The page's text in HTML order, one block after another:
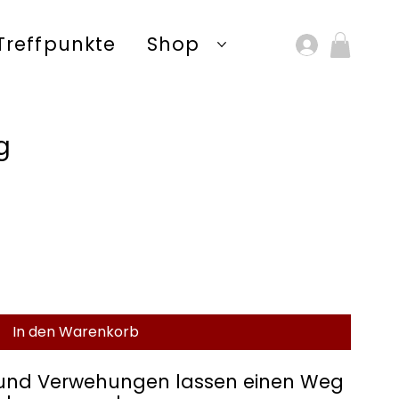
Shop
In den Warenkorb
Verwehungen lassen einen Weg